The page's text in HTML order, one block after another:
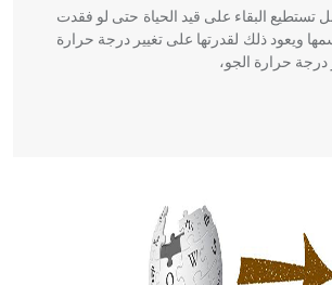
تستطيع البقاء على قيد الحياة حتى لو فقدت
ويعود ذلك لقدرتها على تغيير درجة حرارة
درجة حرارة الجو،
التغذية، ورسالته في جروح الرأس. ويعود
الطب من الدين والفلسفة.